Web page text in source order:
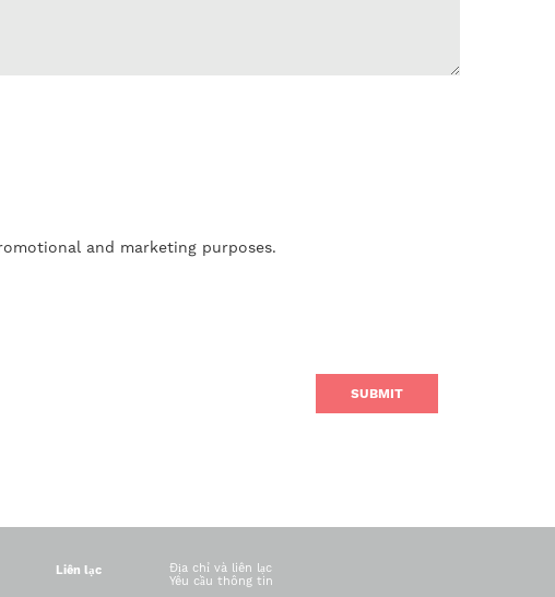
and marketing purposes.
Liên lạc
Địa chỉ và liên lạc
Yêu cầu thông tin